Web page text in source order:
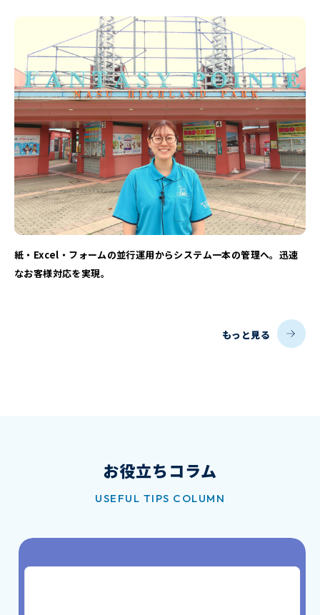
紙・Excel・フォームの並行運用からシステム一本の管理へ。迅速
なお客様対応を実現。
もっと見る
お役立ちコラム
USEFUL TIPS COLUMN